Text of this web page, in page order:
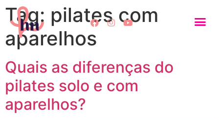
Tag: pilates com
aparelhos
Quais as diferenças do
pilates solo e com
aparelhos?